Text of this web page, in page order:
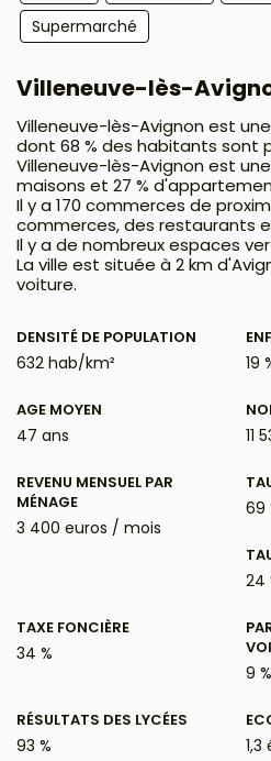
Supermarché
Villeneuve-lès-
Villeneuve-lès-Avignon est
dont 68 % des habitants sont
Villeneuve-lès-Avignon est
maisons et 27 %
Il y a 170 commerces de
commerces, des restaurants
Il y a de nombreux espaces
La ville est située à 2 km
voiture.
DENSITÉ DE POPULATION
632 hab/km² 19
AGE MOYEN
47 ans 11
REVENU MENSUEL PAR
MÉNAGE
3 400 euros / mois
69
24
TAXE FONCIÈRE
34 %
9 %
RÉSULTATS DES LYCÉES
93 %